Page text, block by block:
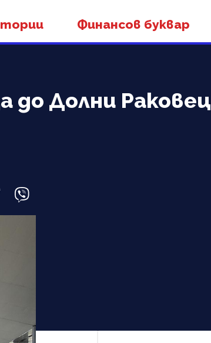
Финансов буквар
до Долни Раковец